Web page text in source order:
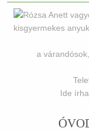
a
Ide